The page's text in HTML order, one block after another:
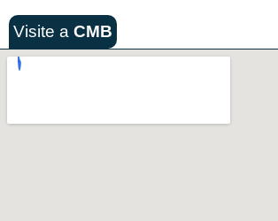
Visite a CMB